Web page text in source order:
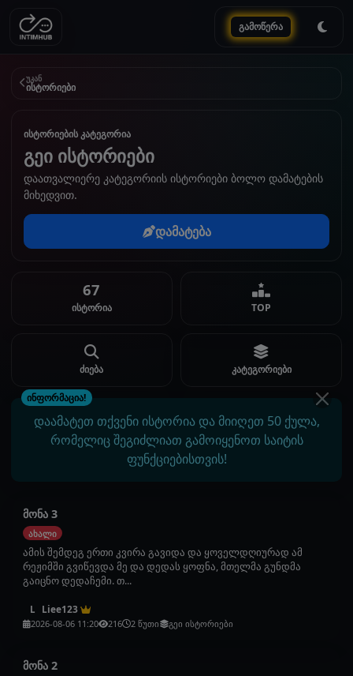
გამოწერა
უკან
ისტორიები
ისტორიების კატეგორია
გეი ისტორიები
დაათვალიერე კატეგორიის ისტორიები ბოლო დამატების
მიხედვით.
დამატება
67
ისტორია TOP
ძიება კატეგორიები
ინფორმაცია!
დაამატეთ თქვენი ისტორია და მიიღეთ 50 ქულა,
რომელიც შეგიძლიათ გამოიყენოთ საიტის
ფუნქციებისთვის!
მონა 3
ახალი
ამის შემდეგ ერთი კვირა გავიდა და ყოველდღიურად ამ
რეჟიმში გვიწევდა მე და დედას ყოფნა, მთელმა გუნდმა
გაიცნო დედაჩემი. თ...
L Liee123
2026-08-06 11:20 216 2 წუთი გეი ისტორიები
მონა 2